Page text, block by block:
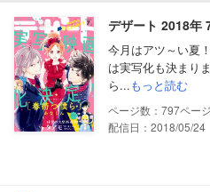
デザート 2018年
今月はアツ～い夏
は実写化も決まり
ら...もっと読む
797
配信日：2018/05/24